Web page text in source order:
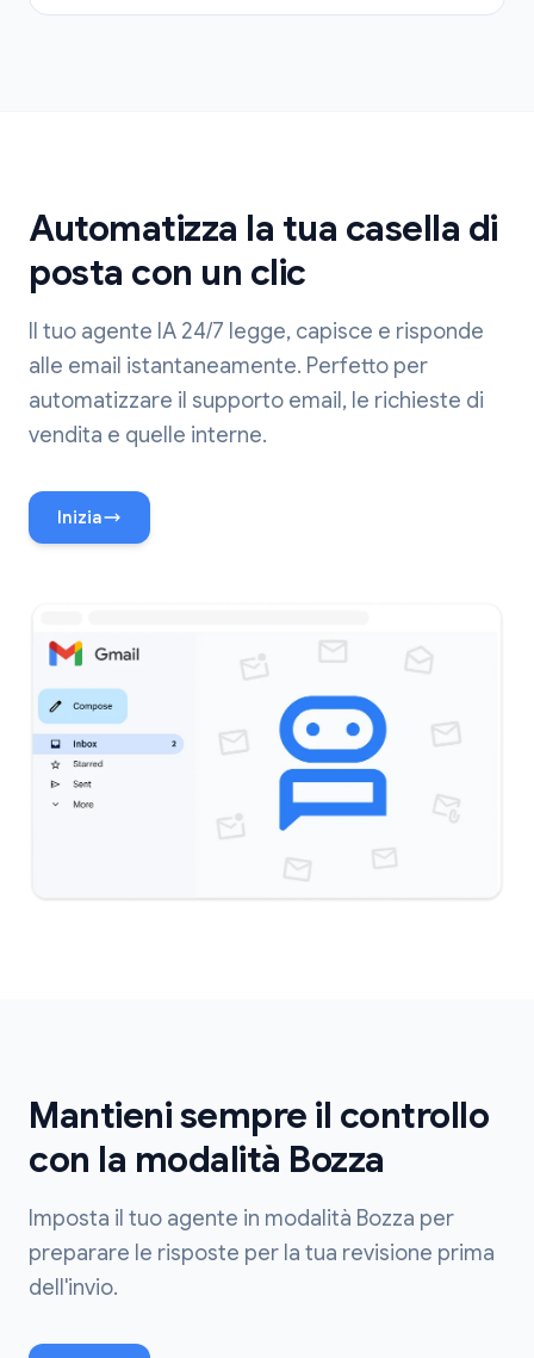
Automatizza la tua casella di
posta con un clic
Il tuo agente IA 24/7 legge, capisce e risponde
alle email istantaneamente. Perfetto per
automatizzare il supporto email, le richieste di
vendita e quelle interne.
Inizia
Mantieni sempre il controllo
con la modalità Bozza
Imposta il tuo agente in modalità Bozza per
preparare le risposte per la tua revisione prima
dell'invio.